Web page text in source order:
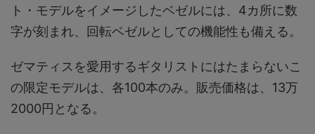
ト・モデルをイメージしたベゼルには、4カ所に数
字が刻まれ、回転ベゼルとしての機能性も備える。
ゼマティスを愛用するギタリストにはたまらないこ
の限定モデルは、各100本のみ。販売価格は、13万
2000円となる。